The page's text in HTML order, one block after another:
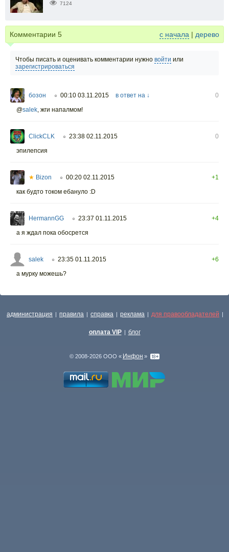
7124
Комментарии 5 с начала | дерево
Чтобы писать и оценивать комментарии нужно войти или
зарегистрироваться
бозон ○ 00:10 03.11.2015 в ответ на ↓
0
@salek, жги напалмом!
ClickCLK ○ 23:38 02.11.2015
0
эпилепсия
★ Bizon ○ 00:20 02.11.2015
+1
как будто током ебануло :D
HermannGG ○ 23:37 01.11.2015
+4
а я ждал пока обосрется
salek ○ 23:35 01.11.2015
+6
а мурку можешь?
администрация | правила | справка | реклама | для правообладателей |
оплата VIP | блог
© 2008-2026 ООО « Инфон »